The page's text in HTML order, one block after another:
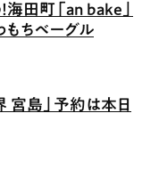
海田町「an bake」
ちベーグル
宮島」予約は本日